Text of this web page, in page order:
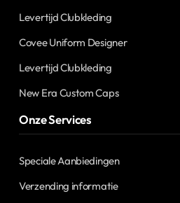
Levertijd Clubkleding
Covee Uniform Designer
Levertijd Clubkleding
New Era Custom Caps
Onze Services
Speciale Aanbiedingen
Verzending informatie